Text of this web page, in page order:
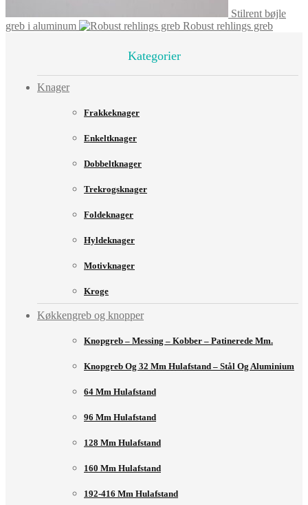
Stilrent bøjle
greb i aluminum
Robust rehlings greb
Kategorier
Knager
Frakkeknager
Enkeltknager
Dobbeltknager
Trekrogsknager
Foldeknager
Hyldeknager
Motivknager
Kroge
Køkkengreb og knopper
Knopgreb – Messing – Kobber – Patinerede Mm.
Knopgreb Og 32 Mm Hulafstand – Stål Og Aluminium
64 Mm Hulafstand
96 Mm Hulafstand
128 Mm Hulafstand
160 Mm Hulafstand
192-416 Mm Hulafstand